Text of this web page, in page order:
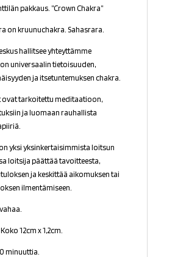
pakkaus. ”Crown Chakra”
on kruunuchakra. Sahasrara.
hallitsee yhteyttämme
universaalin tietoisuuden,
ja itsetuntemuksen chakra.
tarkoitettu meditaatioon,
ja luomaan rauhallista
yksi yksinkertaisimmista loitsun
loitsija päättää tavoitteesta,
ja keskittää aikomuksen tai
ilmentämiseen.
12cm x 1,2cm.
minuuttia.